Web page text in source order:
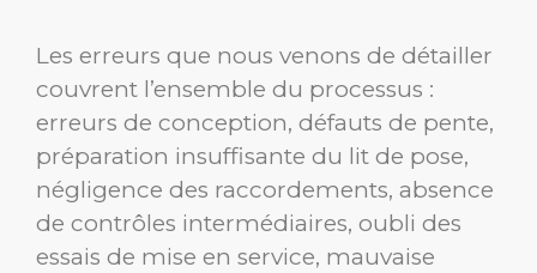
Les erreurs que nous venons de détailler
couvrent l’ensemble du processus :
erreurs de conception, défauts de pente,
préparation insuffisante du lit de pose,
négligence des raccordements, absence
de contrôles intermédiaires, oubli des
essais de mise en service, mauvaise